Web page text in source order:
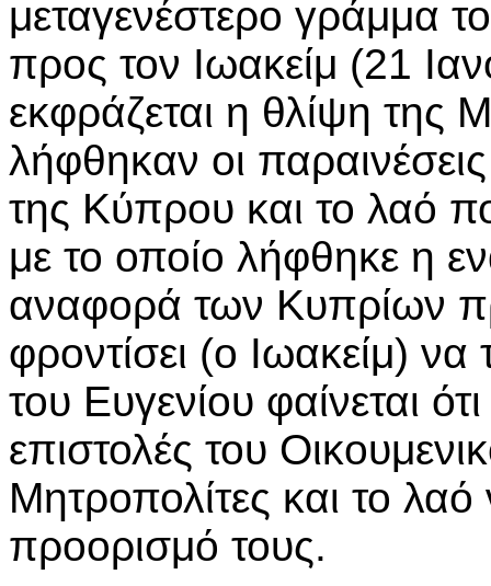
μεταγενέστερο γράμμα
προς τον Ιωακείμ (21
εκφράζεται η θλίψη της
λήφθηκαν οι
της Κύπρου και το λαό
με το οποίο λήφθηκε η
αναφορά των Κυπρίων
φροντίσει (ο Ιωακείμ)
του Ευγενίου φαίνεται
επιστολές του
Μητροπολίτες και το
προορισμό τους.